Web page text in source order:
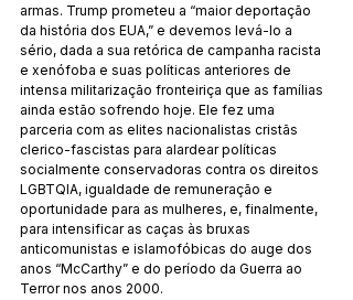
armas. Trump prometeu a “maior deportação
da história dos EUA,” e devemos levá-lo a
sério, dada a sua retórica de campanha racista
e xenófoba e suas políticas anteriores de
intensa militarização fronteiriça que as famílias
ainda estão sofrendo hoje. Ele fez uma
parceria com as elites nacionalistas cristãs
clerico-fascistas para alardear políticas
socialmente conservadoras contra os direitos
LGBTQIA, igualdade de remuneração e
oportunidade para as mulheres, e, finalmente,
para intensificar as caças às bruxas
anticomunistas e islamofóbicas do auge dos
anos “McCarthy” e do período da Guerra ao
Terror nos anos 2000.